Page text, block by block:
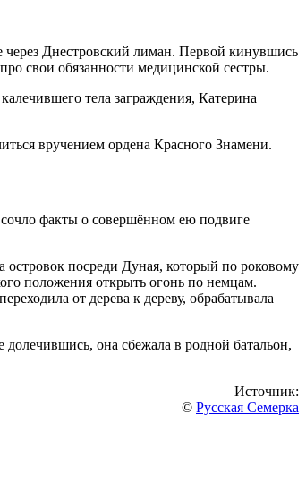
через Днестровский лиман. Первой кинувшись
свои обязанности медицинской сестры.
тела заграждения, Катерина
вручением ордена Красного Знамени.
факты о совершённом ею подвиге
посреди Дуная, который по роковому
положения открыть огонь по немцам.
от дерева к дереву, обрабатывала
она сбежала в родной батальон,
Источник:
© Русская Семерка